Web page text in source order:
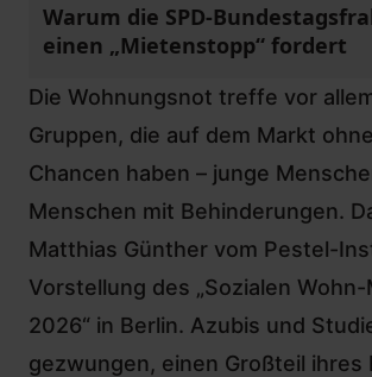
Warum die SPD-
einen „Mietenstopp“ fordert
Die Wohnungsnot treffe vor
Gruppen, die auf dem Markt
Chancen haben – junge
Menschen mit Behinderungen.
Matthias Günther vom Pestel-
Vorstellung des „Sozialen
2026“ in Berlin. Azubis und
gezwungen, einen Großteil ihres